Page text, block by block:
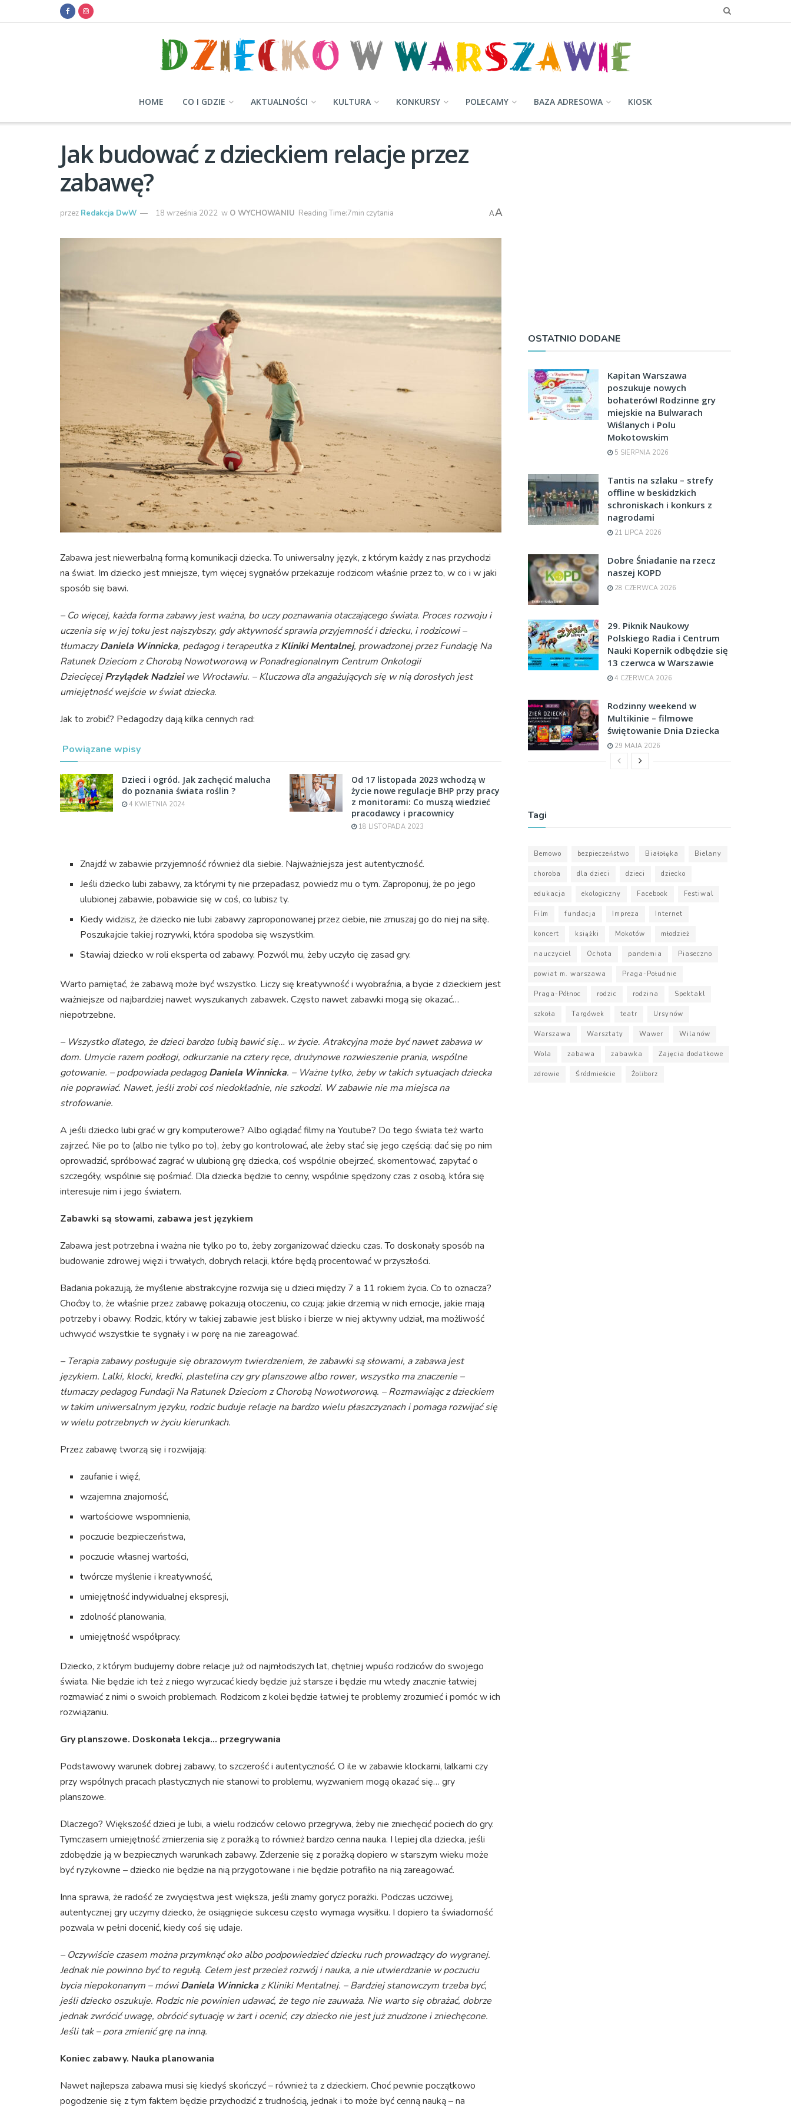
HOME CO I GDZIE AKTUALNOŚCI KULTURA KONKURSY POLECAMY BAZA ADRESOWA KIOSK
Jak budować z dzieckiem relacje przez
zabawę?
przez Redakcja DwW 18 września 2022 w O WYCHOWANIU Reading Time:7min czytania AA
Zabawa jest niewerbalną formą komunikacji dziecka. To uniwersalny język, z którym każdy z nas przychodzi
na świat. Im dziecko jest mniejsze, tym więcej sygnałów przekazuje rodzicom właśnie przez to, w co i w jaki
sposób się bawi.
– Co więcej, każda forma zabawy jest ważna, bo uczy poznawania otaczającego świata. Proces rozwoju i
uczenia się w jej toku jest najszybszy, gdy aktywność sprawia przyjemność i dziecku, i rodzicowi –
tłumaczyDaniela Winnicka, pedagog i terapeutka zKliniki Mentalnej, prowadzonej przez Fundację Na
Ratunek Dzieciom z Chorobą Nowotworową w Ponadregionalnym Centrum Onkologii
DziecięcejPrzylądek Nadzieiwe Wrocławiu. – Kluczowa dla angażujących się w nią dorosłych jest
umiejętność wejście w świat dziecka.
Jak to zrobić? Pedagodzy dają kilka cennych rad:
Powiązane wpisy
Dzieci i ogród. Jak zachęcić malucha
do poznania świata roślin ?
4 KWIETNIA 2024
Od 17 listopada 2023 wchodzą w
życie nowe regulacje BHP przy pracy
z monitorami: Co muszą wiedzieć
pracodawcy i pracownicy
18 LISTOPADA 2023
Znajdź w zabawie przyjemność również dla siebie. Najważniejsza jest autentyczność.
Jeśli dziecko lubi zabawy, za którymi ty nie przepadasz, powiedz mu o tym. Zaproponuj, że po jego
ulubionej zabawie, pobawicie się w coś, co lubisz ty.
Kiedy widzisz, że dziecko nie lubi zabawy zaproponowanej przez ciebie, nie zmuszaj go do niej na siłę.
Poszukajcie takiej rozrywki, która spodoba się wszystkim.
Stawiaj dziecko w roli eksperta od zabawy. Pozwól mu, żeby uczyło cię zasad gry.
Warto pamiętać, że zabawą może być wszystko. Liczy się kreatywność i wyobraźnia, a bycie z dzieckiem jest
ważniejsze od najbardziej nawet wyszukanych zabawek. Często nawet zabawki mogą się okazać…
niepotrzebne.
– Wszystko dlatego, że dzieci bardzo lubią bawić się… w życie. Atrakcyjna może być nawet zabawa w
dom. Umycie razem podłogi, odkurzanie na cztery ręce, drużynowe rozwieszenie prania, wspólne
gotowanie. – podpowiada pedagogDaniela Winnicka. – Ważne tylko, żeby w takich sytuacjach dziecka
nie poprawiać. Nawet, jeśli zrobi coś niedokładnie, nie szkodzi. W zabawie nie ma miejsca na
strofowanie.
A jeśli dziecko lubi grać w gry komputerowe? Albo oglądać filmy na Youtube? Do tego świata też warto
zajrzeć. Nie po to (albo nie tylko po to), żeby go kontrolować, ale żeby stać się jego częścią: dać się po nim
oprowadzić, spróbować zagrać w ulubioną grę dziecka, coś wspólnie obejrzeć, skomentować, zapytać o
szczegóły, wspólnie się pośmiać. Dla dziecka będzie to cenny, wspólnie spędzony czas z osobą, która się
interesuje nim i jego światem.
Zabawki są słowami, zabawa jest językiem
Zabawa jest potrzebna i ważna nie tylko po to, żeby zorganizować dziecku czas. To doskonały sposób na
budowanie zdrowej więzi i trwałych, dobrych relacji, które będą procentować w przyszłości.
Badania pokazują, że myślenie abstrakcyjne rozwija się u dzieci między 7 a 11 rokiem życia. Co to oznacza?
Choćby to, że właśnie przez zabawę pokazują otoczeniu, co czują: jakie drzemią w nich emocje, jakie mają
potrzeby i obawy. Rodzic, który w takiej zabawie jest blisko i bierze w niej aktywny udział, ma możliwość
uchwycić wszystkie te sygnały i w porę na nie zareagować.
– Terapia zabawy posługuje się obrazowym twierdzeniem, że zabawki są słowami, a zabawa jest
językiem. Lalki, klocki, kredki, plastelina czy gry planszowe albo rower, wszystko ma znaczenie –
tłumaczy pedagog Fundacji Na Ratunek Dzieciom z Chorobą Nowotworową. – Rozmawiając z dzieckiem
w takim uniwersalnym języku, rodzic buduje relacje na bardzo wielu płaszczyznach i pomaga rozwijać się
w wielu potrzebnych w życiu kierunkach.
Przez zabawę tworzą się i rozwijają:
zaufanie i więź,
wzajemna znajomość,
wartościowe wspomnienia,
poczucie bezpieczeństwa,
poczucie własnej wartości,
twórcze myślenie i kreatywność,
umiejętność indywidualnej ekspresji,
zdolność planowania,
umiejętność współpracy.
Dziecko, z którym budujemy dobre relacje już od najmłodszych lat, chętniej wpuści rodziców do swojego
świata. Nie będzie ich też z niego wyrzucać kiedy będzie już starsze i będzie mu wtedy znacznie łatwiej
rozmawiać z nimi o swoich problemach. Rodzicom z kolei będzie łatwiej te problemy zrozumieć i pomóc w ich
rozwiązaniu.
Gry planszowe. Doskonała lekcja… przegrywania
Podstawowy warunek dobrej zabawy, to szczerość i autentyczność. O ile w zabawie klockami, lalkami czy
przy wspólnych pracach plastycznych nie stanowi to problemu, wyzwaniem mogą okazać się… gry
planszowe.
Dlaczego? Większość dzieci je lubi, a wielu rodziców celowo przegrywa, żeby nie zniechęcić pociech do gry.
Tymczasem umiejętność zmierzenia się z porażką to również bardzo cenna nauka. I lepiej dla dziecka, jeśli
zdobędzie ją w bezpiecznych warunkach zabawy. Zderzenie się z porażką dopiero w starszym wieku może
być ryzykowne – dziecko nie będzie na nią przygotowane i nie będzie potrafiło na nią zareagować.
Inna sprawa, że radość ze zwycięstwa jest większa, jeśli znamy gorycz porażki. Podczas uczciwej,
autentycznej gry uczymy dziecko, że osiągnięcie sukcesu często wymaga wysiłku. I dopiero ta świadomość
pozwala w pełni docenić, kiedy coś się udaje.
– Oczywiście czasem można przymknąć oko albo podpowiedzieć dziecku ruch prowadzący do wygranej.
Jednak nie powinno być to regułą. Celem jest przecież rozwój i nauka, a nie utwierdzanie w poczuciu
bycia niepokonanym – mówiDaniela Winnicka z Kliniki Mentalnej. – Bardziej stanowczym trzeba być,
jeśli dziecko oszukuje. Rodzic nie powinien udawać, że tego nie zauważa. Nie warto się obrażać, dobrze
jednak zwrócić uwagę, obrócić sytuację w żart i ocenić, czy dziecko nie jest już znudzone i zniechęcone.
Jeśli tak – pora zmienić grę na inną.
Koniec zabawy. Nauka planowania
Nawet najlepsza zabawa musi się kiedyś skończyć – również ta z dzieckiem. Choć pewnie początkowo
pogodzenie się z tym faktem będzie przychodzić z trudnością, jednak i to może być cenną nauką – na
OSTATNIO DODANE
Kapitan Warszawa
poszukuje nowych
bohaterów! Rodzinne gry
miejskie na Bulwarach
Wiślanych i Polu
Mokotowskim
5 SIERPNIA 2026
Tantis na szlaku – strefy
offline w beskidzkich
schroniskach i konkurs z
nagrodami
21 LIPCA 2026
Dobre Śniadanie na rzecz
naszej KOPD
28 CZERWCA 2026
29. Piknik Naukowy
Polskiego Radia i Centrum
Nauki Kopernik odbędzie się
13 czerwca w Warszawie
4 CZERWCA 2026
Rodzinny weekend w
Multikinie – filmowe
świętowanie Dnia Dziecka
29 MAJA 2026
Tagi
Bemowo bezpieczeństwo Białołęka Bielany
choroba dla dzieci dzieci dziecko
edukacja ekologiczny Facebook Festiwal
Film fundacja Impreza Internet
koncert książki Mokotów młodzież
nauczyciel Ochota pandemia Piaseczno
powiat m. warszawa Praga-Południe
Praga-Północ rodzic rodzina Spektakl
szkoła Targówek teatr Ursynów
Warszawa Warsztaty Wawer Wilanów
Wola zabawa zabawka Zajęcia dodatkowe
zdrowie Śródmieście Żoliborz